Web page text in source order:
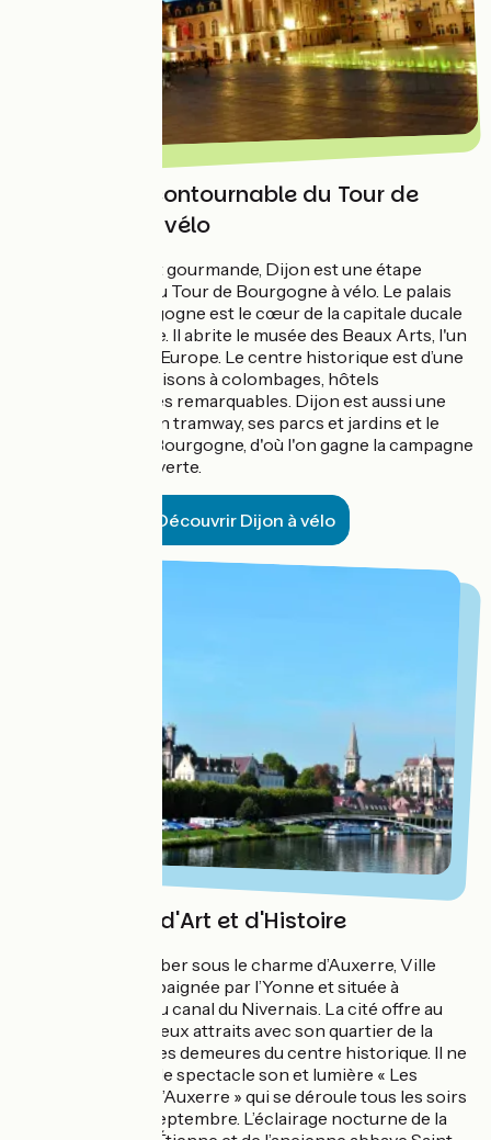
Dijon, ville incontournable du Tour de
Bourgogne à vélo
Ville généreuse et gourmande, Dijon est une étape
incontournable du Tour de Bourgogne à vélo. Le palais
des ducs de Bourgogne est le cœur de la capitale ducale
devenue régionale. Il abrite le musée des Beaux Arts, l'un
des plus grands d'Europe. Le centre historique est d’une
rare élégance : maisons à colombages, hôtels
particuliers, églises remarquables. Dijon est aussi une
ville verte avec son tramway, ses parcs et jardins et le
port du Canal de Bourgogne, d'où l'on gagne la campagne
en suivant la voie verte.
Découvrir Dijon à vélo
Auxerre, ville d'Art et d'Histoire
Il est facile de tomber sous le charme d’Auxerre, Ville
d’art et d’histoire baignée par l’Yonne et située à
l’extrémité nord du canal du Nivernais. La cité offre au
visiteur de nombreux attraits avec son quartier de la
Marine et ses belles demeures du centre historique. Il ne
faut pas manquer le spectacle son et lumière « Les
Grandes Heures d’Auxerre » qui se déroule tous les soirs
du 1er juin au 30 septembre. L’éclairage nocturne de la